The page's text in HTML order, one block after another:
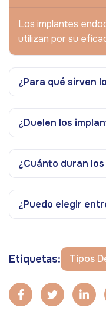
Los implantes
utilizan por su
¿Para qué sirven
¿Duelen los
¿Cuánto duran
¿Puedo elegir
Etiquetas: Tipos